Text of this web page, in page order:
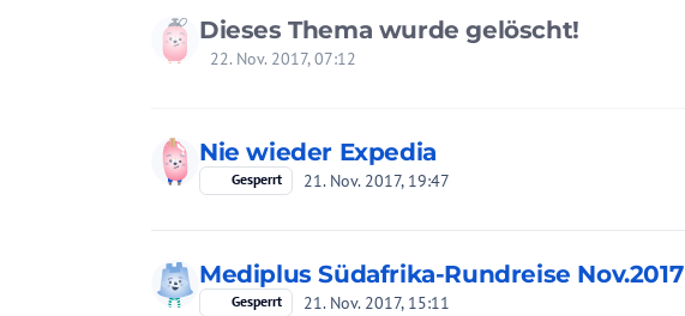
Dieses Thema wurde gelöscht!
22. Nov. 2017, 07:12
Nie wieder Expedia
Gesperrt 21. Nov. 2017, 19:47
Mediplus Südafrika-Rundreise Nov.2017
Gesperrt 21. Nov. 2017, 15:11